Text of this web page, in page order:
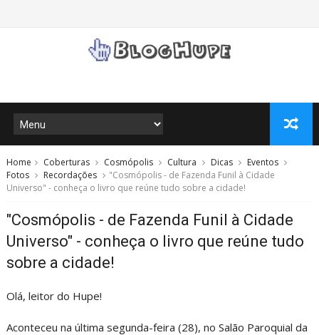
Home Coberturas Cosmópolis Cultura Dicas
Eventos
Fotos
Recordações
"Cosmópolis - de Fazenda Funil à Cidade
Universo" - conheça o livro que reúne tudo sobre a cidade!
"Cosmópolis - de Fazenda Funil à Cidade
Universo" - conheça o livro que reúne tudo
sobre a cidade!
Olá, leitor do Hupe!
Aconteceu na última segunda-feira (28), no Salão Paroquial da